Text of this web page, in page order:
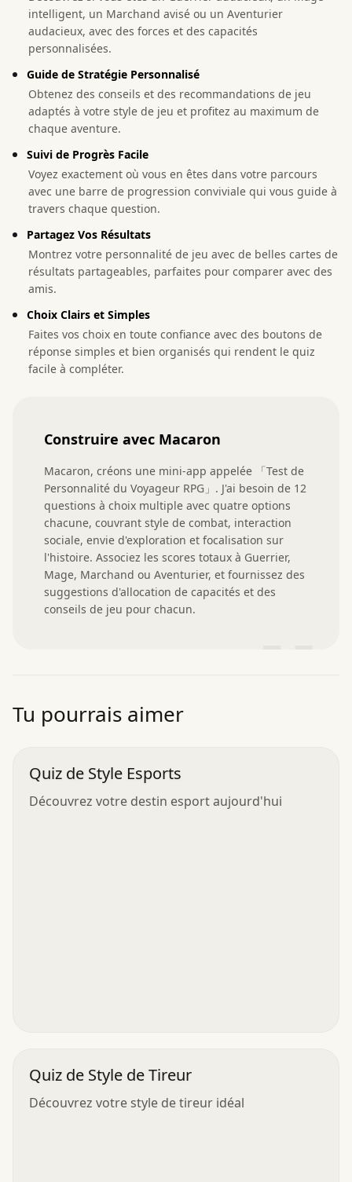
intelligent, un Marchand avisé ou un Aventurier
audacieux, avec des forces et des capacités
personnalisées.
Guide de Stratégie Personnalisé
Obtenez des conseils et des recommandations de jeu
adaptés à votre style de jeu et profitez au maximum de
chaque aventure.
Suivi de Progrès Facile
Voyez exactement où vous en êtes dans votre parcours
avec une barre de progression conviviale qui vous guide à
travers chaque question.
Partagez Vos Résultats
Montrez votre personnalité de jeu avec de belles cartes de
résultats partageables, parfaites pour comparer avec des
amis.
Choix Clairs et Simples
Faites vos choix en toute confiance avec des boutons de
réponse simples et bien organisés qui rendent le quiz
facile à compléter.
Construire avec Macaron
Macaron, créons une mini-app appelée 「Test de
Personnalité du Voyageur RPG」. J'ai besoin de 12
questions à choix multiple avec quatre options
chacune, couvrant style de combat, interaction
sociale, envie d'exploration et focalisation sur
l'histoire. Associez les scores totaux à Guerrier,
Mage, Marchand ou Aventurier, et fournissez des
suggestions d'allocation de capacités et des
conseils de jeu pour chacun.
Tu pourrais aimer
Quiz de Style Esports
Découvrez votre destin esport aujourd'hui
Quiz de Style de Tireur
Découvrez votre style de tireur idéal